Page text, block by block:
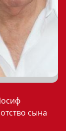
сына